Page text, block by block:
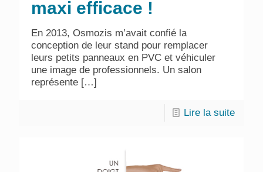
maxi efficace !
En 2013, Osmozis m’avait confié la
conception de leur stand pour remplacer
leurs petits panneaux en PVC et véhiculer
une image de professionnels. Un salon
représente […]
Lire la suite